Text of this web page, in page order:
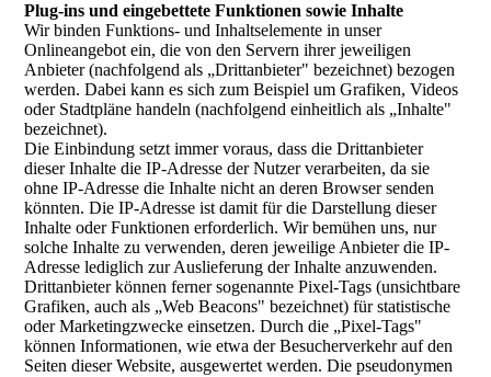
Plug-ins und eingebettete Funktionen sowie Inhalte
Wir binden Funktions- und Inhaltselemente in unser
Onlineangebot ein, die von den Servern ihrer jeweiligen
Anbieter (nachfolgend als „Drittanbieter" bezeichnet) bezogen
werden. Dabei kann es sich zum Beispiel um Grafiken, Videos
oder Stadtpläne handeln (nachfolgend einheitlich als „Inhalte"
bezeichnet).
Die Einbindung setzt immer voraus, dass die Drittanbieter
dieser Inhalte die IP-Adresse der Nutzer verarbeiten, da sie
ohne IP-Adresse die Inhalte nicht an deren Browser senden
könnten. Die IP-Adresse ist damit für die Darstellung dieser
Inhalte oder Funktionen erforderlich. Wir bemühen uns, nur
solche Inhalte zu verwenden, deren jeweilige Anbieter die IP-
Adresse lediglich zur Auslieferung der Inhalte anzuwenden.
Drittanbieter können ferner sogenannte Pixel-Tags (unsichtbare
Grafiken, auch als „Web Beacons" bezeichnet) für statistische
oder Marketingzwecke einsetzen. Durch die „Pixel-Tags"
können Informationen, wie etwa der Besucherverkehr auf den
Seiten dieser Website, ausgewertet werden. Die pseudonymen